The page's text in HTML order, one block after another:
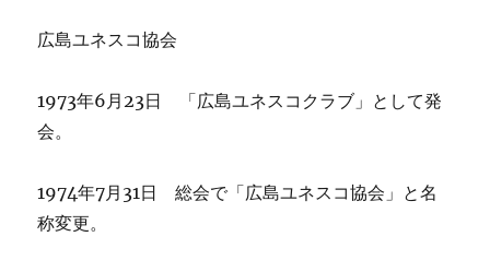
広島ユネスコ協会
1973年6月23日 「広島ユネスコクラブ」として発
会。
1974年7月31日 総会で「広島ユネスコ協会」と名
称変更。